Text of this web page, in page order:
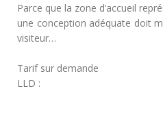
Parce que la zone d’accueil
une conception adéquate doit
visiteur…
Tarif sur demande
LLD :